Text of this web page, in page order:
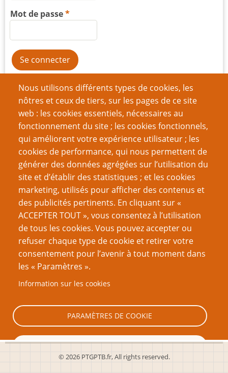
Nous utilisons différents types de cookies, les
nôtres et ceux de tiers, sur les pages de ce site
web : les cookies essentiels, nécessaires au
fonctionnement du site ; les cookies fonctionnels,
qui améliorent votre expérience utilisateur ; les
cookies de performance, qui nous permettent de
générer des données agrégées sur l’utilisation du
site et d’établir des statistiques ; et les cookies
marketing, utilisés pour afficher des contenus et
des publicités pertinents. En cliquant sur «
ACCEPTER TOUT », vous consentez à l’utilisation
de tous les cookies. Vous pouvez accepter ou
refuser chaque type de cookie et retirer votre
consentement pour l’avenir à tout moment dans
les « Paramètres ».
Information sur les cookies
PARAMÈTRES DE COOKIE
TOUT REFUSER
Mot de passe
Réinitialiser votre mot de passe
Du même auteur
La théorie SIMB : l'évolution du LNS
Les 9 éléments d’un bon système de jeu
Comment mener une partie avec beaucoup de
Joueurs
VOUS AIMEREZ AUSSI
La théorie SIMB : l'évolution du LNS
Je vais t'en donner moi du modèle à trois volets !
La maîtrise de jeu stratégique
© 2026 PTGPTB.fr, All rights reserved.